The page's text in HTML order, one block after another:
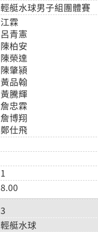
輕艇水球男子組團體賽
江霖
呂青憲
陳柏安
陳榮達
陳肇潁
黃品翰
黃騰輝
詹忠霖
詹博翔
鄭仕飛
1
8.00
3
輕艇水球